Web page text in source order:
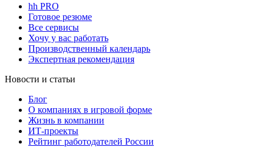
hh PRO
Готовое резюме
Все сервисы
Хочу у вас работать
Производственный календарь
Экспертная рекомендация
Новости и статьи
Блог
О компаниях в игровой форме
Жизнь в компании
ИТ-проекты
Рейтинг работодателей России